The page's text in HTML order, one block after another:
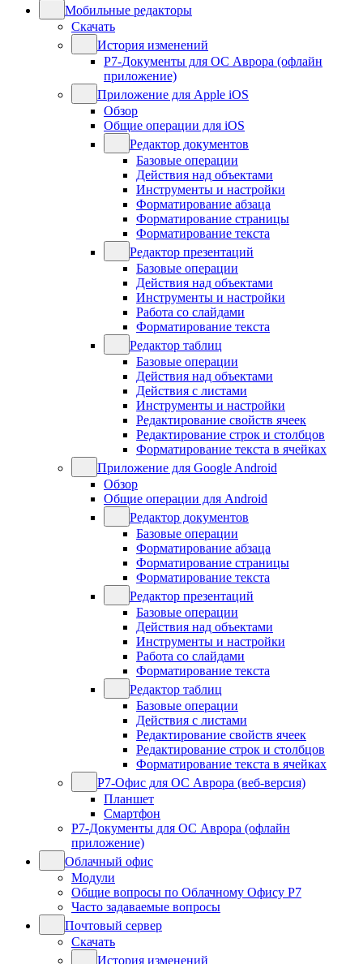
Мобильные редакторы
Скачать
История изменений
Р7-Документы для ОС Аврора (офлайн
приложение)
Приложение для Apple iOS
Обзор
Общие операции для iOS
Редактор документов
Базовые операции
Действия над объектами
Инструменты и настройки
Форматирование абзаца
Форматирование страницы
Форматирование текста
Редактор презентаций
Базовые операции
Действия над объектами
Инструменты и настройки
Работа со слайдами
Форматирование текста
Редактор таблиц
Базовые операции
Действия над объектами
Действия с листами
Инструменты и настройки
Редактирование свойств ячеек
Редактирование строк и столбцов
Форматирование текста в ячейках
Приложение для Google Android
Обзор
Общие операции для Android
Редактор документов
Базовые операции
Форматирование абзаца
Форматирование страницы
Форматирование текста
Редактор презентаций
Базовые операции
Действия над объектами
Инструменты и настройки
Работа со слайдами
Форматирование текста
Редактор таблиц
Базовые операции
Действия с листами
Редактирование свойств ячеек
Редактирование строк и столбцов
Форматирование текста в ячейках
Р7-Офис для ОС Аврора (веб-версия)
Планшет
Смартфон
Р7-Документы для ОС Аврора (офлайн
приложение)
Облачный офис
Модули
Общие вопросы по Облачному Офису Р7
Часто задаваемые вопросы
Почтовый сервер
Скачать
История изменений